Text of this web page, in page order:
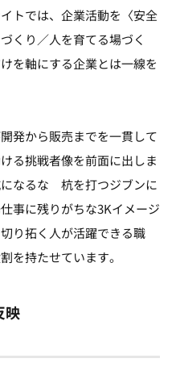
トでは、企業活動を〈安全
くり／人を育てる場づく
を軸にする企業とは一線を
発から販売までを一貫して
る挑戦者像を前面に出しま
なるな 杭を打つジブンに
事に残りがちな3Kイメージ
り拓く人が活躍できる職
を持たせています。
映